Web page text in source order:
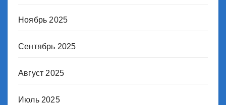
Ноябрь 2025
Сентябрь 2025
Август 2025
Июль 2025